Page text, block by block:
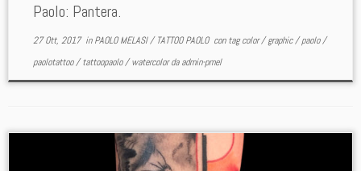
Paolo: Pantera.
27 Ott, 2017inPAOLO MELASI/TATTOO PAOLO con tagcolor/graphic/paolo/
paolotattoo/tattoopaolo/watercolordaadmin-pmel